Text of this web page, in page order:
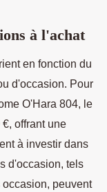
à l'achat
en fonction du
d'occasion. Pour
O'Hara 804, le
offrant une
à investir dans
d'occasion, tels
peuvent